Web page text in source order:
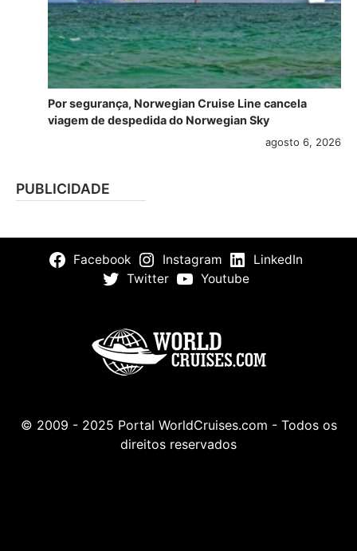
Por segurança, Norwegian Cruise Line cancela
viagem de despedida do Norwegian Sky
agosto 6, 2026
PUBLICIDADE
Facebook Instagram
LinkedIn
Twitter
Youtube
© 2009 - 2025 Portal WorldCruises.com - Todos os
direitos reservados